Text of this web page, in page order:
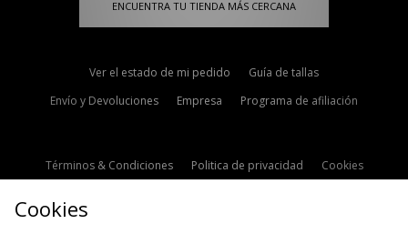
ENCUENTRA TU TIENDA MÁS CERCANA
Ver el estado de mi pedido
Guía de tallas
Envío y Devoluciones
Empresa Programa de afiliación
Términos & Condiciones Politica de privacidad
Cookies
Cookies